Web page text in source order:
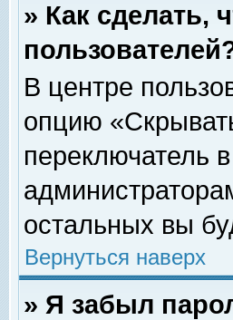
» Как сделать,
В центре
опцию
переключатель
остальных вы
Вернуться наверх
» Я забыл